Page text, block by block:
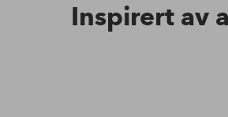
Inspirert av